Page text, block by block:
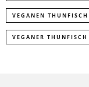
VEGANEN
VEGANER THUNFISCH